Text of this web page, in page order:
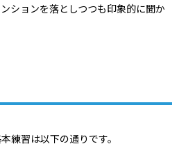
ションを落としつつも印象的に聞か
練習は以下の通りです。